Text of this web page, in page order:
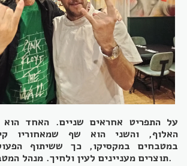
על התפריט אחראים שניים. האחד הוא
האלוף, והשני הוא שף שמאחוריו
במטבחים במקסיקו, כך ששיתוף
תוצרים מעניינים לעין ולחיך. מנהל המטבח הוא עומר עיני.